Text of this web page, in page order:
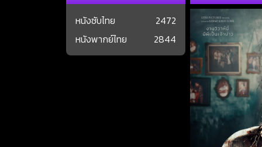
หนังซับไทย
2472
หนังพากย์ไทย
2844